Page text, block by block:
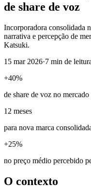
de share de voz
Incorporadora consolidada
narrativa e percepção de
Katsuki.
15 mar 2026·7 min de
+40%
de share de voz no
12 meses
para nova marca
+25%
no preço médio percebido
O contexto